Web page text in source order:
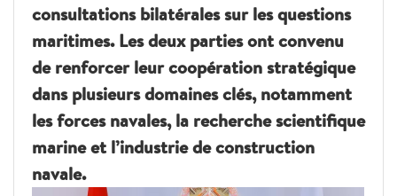
consultations bilatérales sur les questions
maritimes. Les deux parties ont convenu
de renforcer leur coopération stratégique
dans plusieurs domaines clés, notamment
les forces navales, la recherche scientifique
marine et l’industrie de construction
navale.